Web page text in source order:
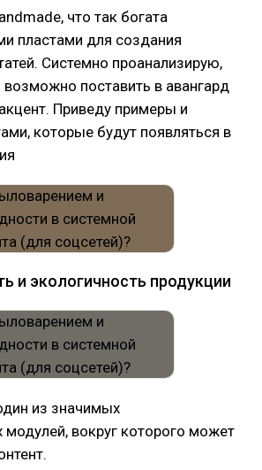
что так богата
пластами для создания
Системно проанализирую,
поставить в авангард
Приведу примеры и
которые будут появляться в
и экологичность продукции
из значимых
вокруг которого может